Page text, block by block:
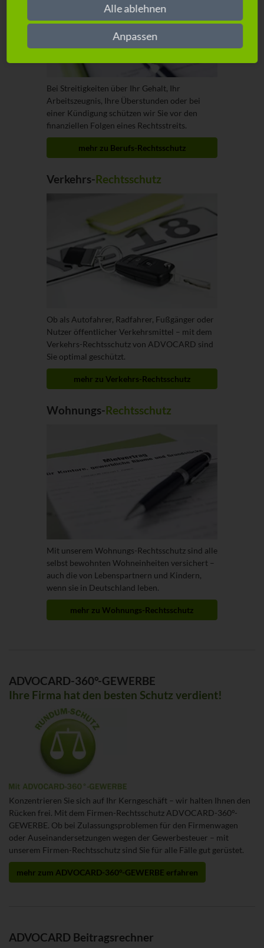
Bei Streitigkeiten über Ihr Gehalt, Ihr
Arbeitszeugnis, Ihre Überstunden oder bei
einer Kündigung schützen wir Sie vor den
finanziellen Folgen eines Rechtsstreits.
mehr zu Berufs-Rechtsschutz
Verkehrs-Rechtsschutz
Ob als Autofahrer, Radfahrer, Fußgänger oder
Nutzer öffentlicher Verkehrsmittel – mit dem
Verkehrs-Rechtsschutz von ADVOCARD sind
Sie optimal geschützt.
mehr zu Verkehrs-Rechtsschutz
Wohnungs-Rechtsschutz
Mit unserem Wohnungs-Rechtsschutz sind alle
selbst bewohnten Wohneinheiten versichert –
auch die von Lebenspartnern und Kindern,
wenn sie in Deutschland leben.
mehr zu Wohnungs-Rechtsschutz
ADVOCARD-360°-GEWERBE
Ihre Firma hat den besten Schutz verdient!
Konzentrieren Sie sich auf Ihr Kerngeschäft – wir halten Ihnen den
Rücken frei. Mit dem Firmen-Rechtsschutz ADVOCARD-360°-
GEWERBE. Ob bei Zulassungsproblemen für den Firmenwagen
oder Auseinandersetzungen wegen der Gewerbesteuer – mit
unserem Firmen-Rechtsschutz sind Sie für alle Fälle gut gerüstet.
mehr zum ADVOCARD-360°-GEWERBE erfahren
ADVOCARD Beitragsrechner
Alle ablehnen
Anpassen